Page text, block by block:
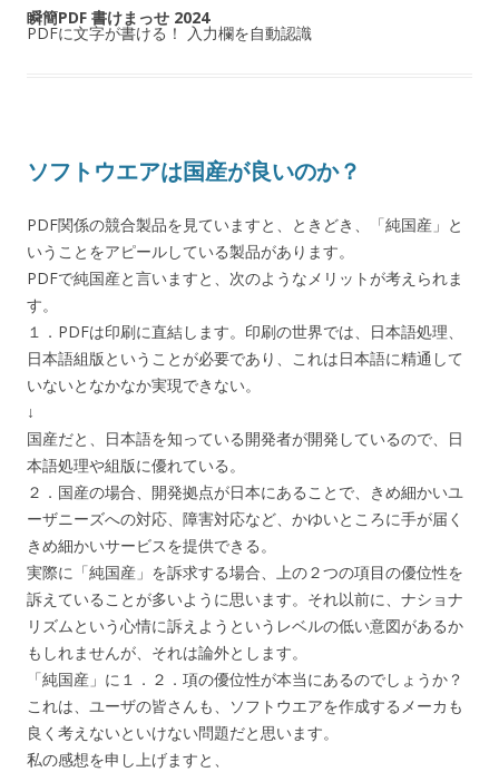
瞬簡PDF 書けまっせ 2024
PDFに文字が書ける！ 入力欄を自動認識
ソフトウエアは国産が良いのか？
PDF関係の競合製品を見ていますと、ときどき、「純国産」と
いうことをアピールしている製品があります。
PDFで純国産と言いますと、次のようなメリットが考えられま
す。
１．PDFは印刷に直結します。印刷の世界では、日本語処理、
日本語組版ということが必要であり、これは日本語に精通して
いないとなかなか実現できない。
↓
国産だと、日本語を知っている開発者が開発しているので、日
本語処理や組版に優れている。
２．国産の場合、開発拠点が日本にあることで、きめ細かいユ
ーザニーズへの対応、障害対応など、かゆいところに手が届く
きめ細かいサービスを提供できる。
実際に「純国産」を訴求する場合、上の２つの項目の優位性を
訴えていることが多いように思います。それ以前に、ナショナ
リズムという心情に訴えようというレベルの低い意図があるか
もしれませんが、それは論外とします。
「純国産」に１．２．項の優位性が本当にあるのでしょうか？
これは、ユーザの皆さんも、ソフトウエアを作成するメーカも
良く考えないといけない問題だと思います。
私の感想を申し上げますと、